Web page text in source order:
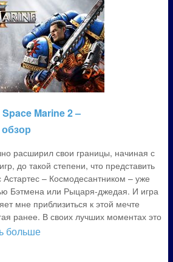
Marine 2 –
расширил свои границы, начиная с
до такой степени, что представить
– Космодесантником – уже
Бэтмена или Рыцаря-джедая. И игра
мне приблизиться к этой мечте
ранее. В своих лучших моментах это
больше